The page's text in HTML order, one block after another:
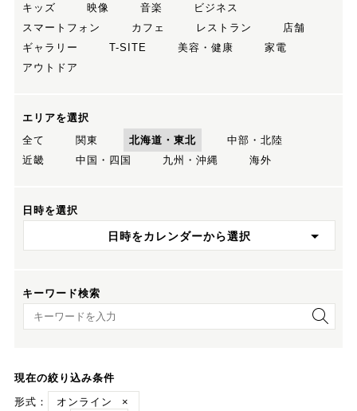
キッズ
映像 音楽
ビジネス
スマートフォン
カフェ レストラン
店舗
ギャラリー
T-SITE 美容・健康
家電
アウトドア
エリアを選択
全て
関東 北海道・東北
中部・北陸
近畿
中国・四国 九州・沖縄 海外
日時を選択
日時をカレンダーから選択
キーワード検索
キーワード検索
現在の絞り込み条件
形式：
オンライン
×